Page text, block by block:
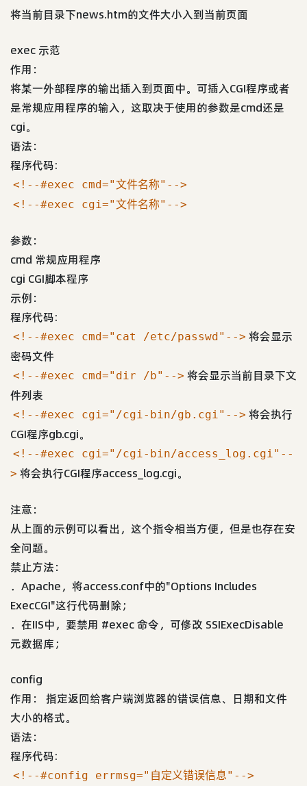
将当前目录下news.htm的文件大小入到当前页面
exec 示范
作用：
将某一外部程序的输出插入到页面中。可插入CGI程序或者
是常规应用程序的输入，这取决于使用的参数是cmd还是
cgi。
语法：
程序代码:
<!--#exec cmd="文件名称"-->
<!--#exec cgi="文件名称"-->
参数：
cmd 常规应用程序
cgi CGI脚本程序
示例：
程序代码:
<!--#exec cmd="cat /etc/passwd"--> 将会显示
密码文件
<!--#exec cmd="dir /b"--> 将会显示当前目录下文
件列表
<!--#exec cgi="/cgi-bin/gb.cgi"--> 将会执行
CGI程序gb.cgi。
<!--#exec cgi="/cgi-bin/access_log.cgi"--
> 将会执行CGI程序access_log.cgi。
注意：
从上面的示例可以看出，这个指令相当方便，但是也存在安
全问题。
禁止方法：
．Apache，将access.conf中的"Options Includes
ExecCGI"这行代码删除；
．在IIS中，要禁用 #exec 命令，可修改 SSIExecDisable
元数据库；
config
作用： 指定返回给客户端浏览器的错误信息、日期和文件
大小的格式。
语法：
程序代码:
<!--#config errmsg="自定义错误信息"-->